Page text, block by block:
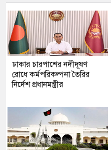
ঢাকার চারপাশের নদীদূষণ
রোধে কর্মপরিকল্পনা তৈরির
নির্দেশ প্রধানমন্ত্রীর